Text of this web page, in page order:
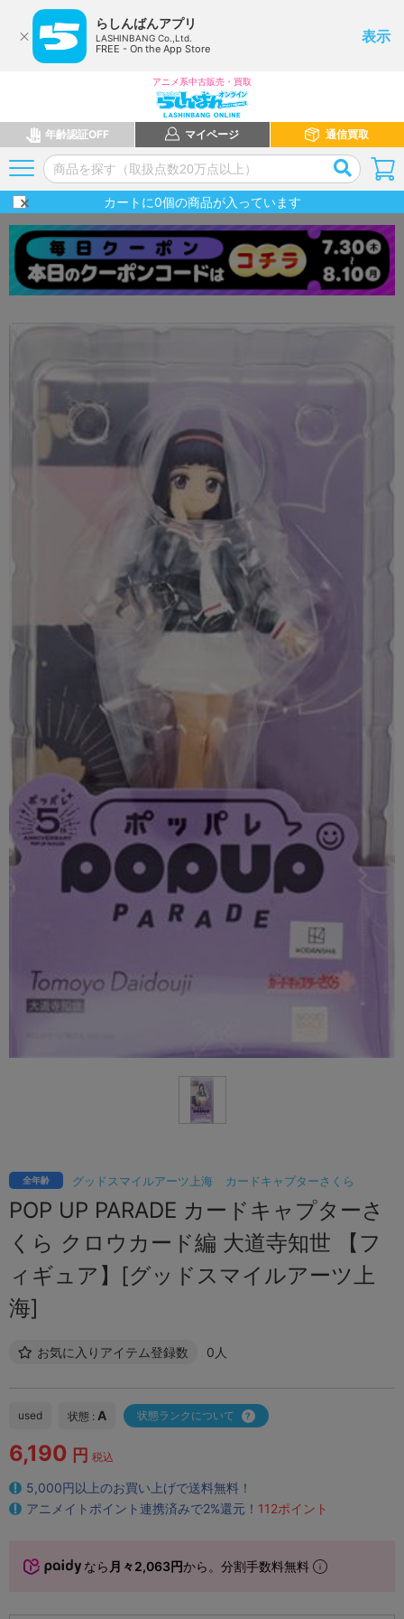
らしんばんアプリ
LASHINBANG Co.,Ltd.
FREE - On the App Store
表示
アニメ系中古販売・買取
年齢認証OFF マイページ 通信買取
カートに0個の商品が入っています
グッドスマイルアーツ上海 カードキャプターさくら
全年齢
POP UP PARADE カードキャプターさ
くら クロウカード編 大道寺知世 【フ
ィギュア】[グッドスマイルアーツ上
海]
お気に入りアイテム登録数 0人
used 状態 : A 状態ランクについて
6,190 円 税込
5,000円以上のお買い上げで送料無料！
アニメイトポイント連携済みで2%還元！ 112ポイント
なら 月々2,063円から。分割手数料無料